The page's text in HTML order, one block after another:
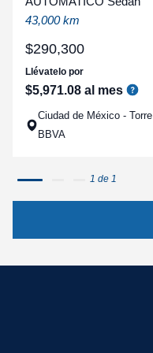
43,000 km
$290,300
Llévatelo por
$5,971.08 al mes
Ciudad de México - Torre
BBVA
1 de 1